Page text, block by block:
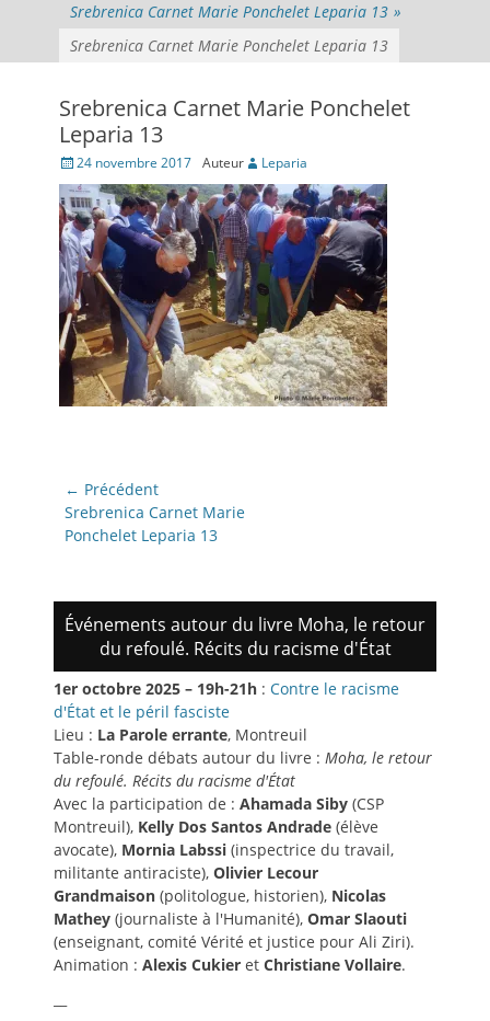
Srebrenica Carnet Marie Ponchelet Leparia 13 »
Srebrenica Carnet Marie Ponchelet Leparia 13
Srebrenica Carnet Marie Ponchelet
Leparia 13
Posté
le
24 novembre 2017 Auteur Leparia
Navigation
de
l’article
← Précédent
Article
précédent:
Srebrenica Carnet Marie
Ponchelet Leparia 13
Événements autour du livre Moha, le retour
du refoulé. Récits du racisme d'État
1er octobre 2025 – 19h-21h : Contre le racisme
d'État et le péril fasciste
Lieu : La Parole errante, Montreuil
Table-ronde débats autour du livre : Moha, le retour
du refoulé. Récits du racisme d'État
Avec la participation de : Ahamada Siby (CSP
Montreuil), Kelly Dos Santos Andrade (élève
avocate), Mornia Labssi (inspectrice du travail,
militante antiraciste), Olivier Lecour
Grandmaison (politologue, historien), Nicolas
Mathey (journaliste à l'Humanité), Omar Slaouti
(enseignant, comité Vérité et justice pour Ali Ziri).
Animation : Alexis Cukier et Christiane Vollaire.